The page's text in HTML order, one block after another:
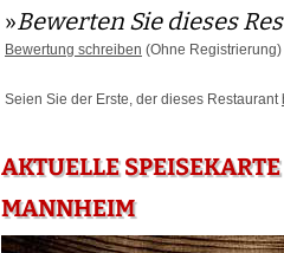
»Bewerten Sie dieses
Bewertung schreiben (Ohne Registrierung)
Seien Sie der Erste, der dieses Restaurant
AKTUELLE
MANNHEIM